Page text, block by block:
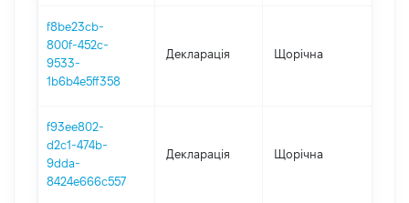
f8be23cb-
800f-452c-
9533-
1b6b4e5ff358
Декларація Щорічна
f93ee802-
d2c1-474b-
9dda-
8424e666c557
Декларація Щорічна